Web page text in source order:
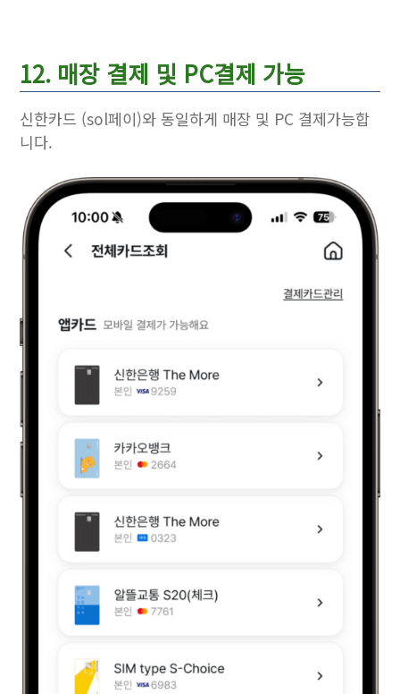
12. 매장 결제 및 PC결제 가능
신한카드 (sol페이)와 동일하게 매장 및 PC 결제가능합
니다.